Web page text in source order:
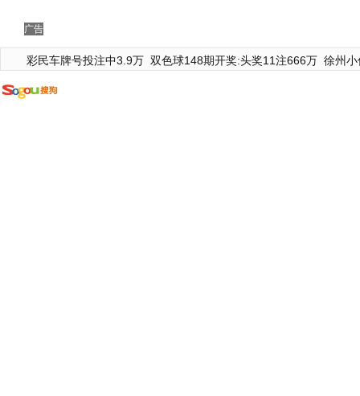
广告
彩民车牌号投注中3.9万 双色球148期开奖:头奖11注666万 徐州